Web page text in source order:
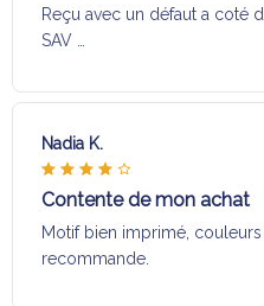
Reçu avec un défaut a coté
SAV …
Nadia K.
Contente de mon achat
Motif bien imprimé,
recommande.